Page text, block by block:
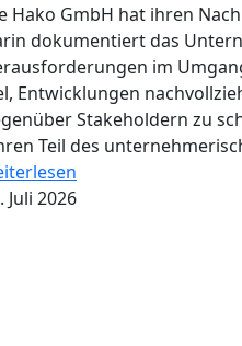
Hako GmbH hat ihren
dokumentiert das
im
Entwicklungen
Stakeholdern zu
Teil des
Juli 2026